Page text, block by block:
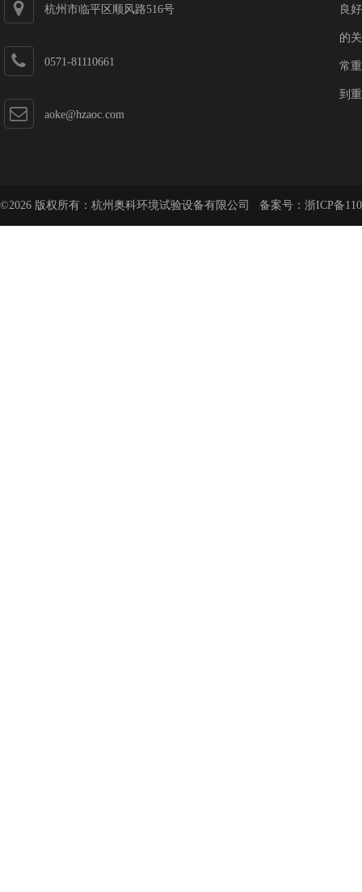
杭州市临平区顺风路516号
0571-81110661
aoke@hzaoc.com
良
的
常
到
©2026 版权所有：杭州奥科环境试验设备有限公司 备案号： 浙ICP备